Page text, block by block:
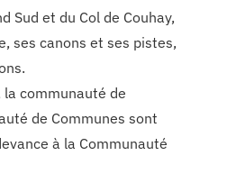
Sud et du Col de Couhay,
ses canons et ses pistes,
la communauté de
de Communes sont
à la Communauté